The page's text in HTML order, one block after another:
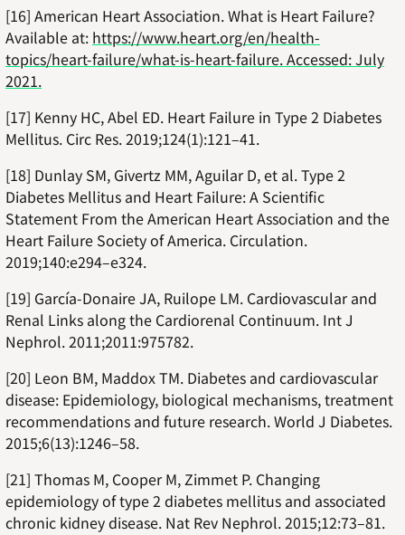
[16] American Heart Association. What is Heart Failure?
Available at: https://www.heart.org/en/health-
topics/heart-failure/what-is-heart-failure. Accessed: July
2021.
[17] Kenny HC, Abel ED. Heart Failure in Type 2 Diabetes
Mellitus. Circ Res. 2019;124(1):121–41.
[18] Dunlay SM, Givertz MM, Aguilar D, et al. Type 2
Diabetes Mellitus and Heart Failure: A Scientific
Statement From the American Heart Association and the
Heart Failure Society of America. Circulation.
2019;140:e294–e324.
[19] García-Donaire JA, Ruilope LM. Cardiovascular and
Renal Links along the Cardiorenal Continuum. Int J
Nephrol. 2011;2011:975782.
[20] Leon BM, Maddox TM. Diabetes and cardiovascular
disease: Epidemiology, biological mechanisms, treatment
recommendations and future research. World J Diabetes.
2015;6(13):1246–58.
[21] Thomas M, Cooper M, Zimmet P. Changing
epidemiology of type 2 diabetes mellitus and associated
chronic kidney disease. Nat Rev Nephrol. 2015;12:73–81.